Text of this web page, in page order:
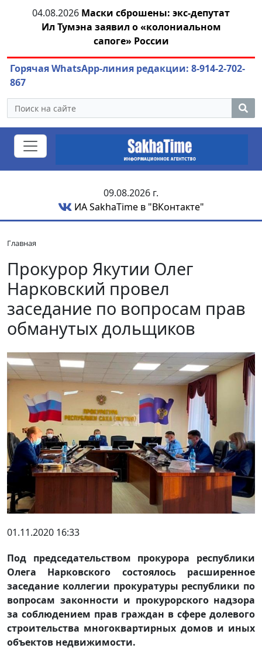
04.08.2026 Маски сброшены: экс-депутат
Ил Тумэна заявил о «колониальном
сапоге» России
Горячая WhatsApp-линия редакции: 8-914-2-702-
867
09.08.2026 г.
ИА SakhaTime в "ВКонтакте"
Главная
Прокурор Якутии Олег
Нарковский провел
заседание по вопросам прав
обманутых дольщиков
01.11.2020 16:33
Под председательством прокурора республики
Олега Нарковского состоялось расширенное
заседание коллегии прокуратуры республики по
вопросам законности и прокурорского надзора
за соблюдением прав граждан в сфере долевого
строительства многоквартирных домов и иных
объектов недвижимости.